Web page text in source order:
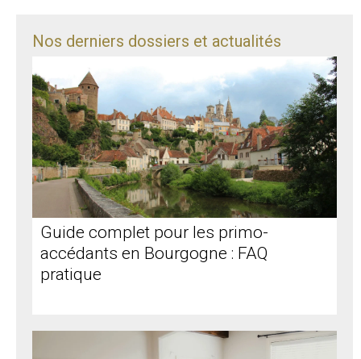
Nos derniers dossiers et actualités
Guide complet pour les primo-
accédants en Bourgogne : FAQ
pratique